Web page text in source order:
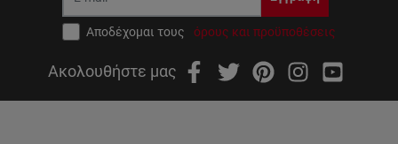
Αποδέχομαι τους όρους και προϋποθέσεις
Ακολουθήστε μας